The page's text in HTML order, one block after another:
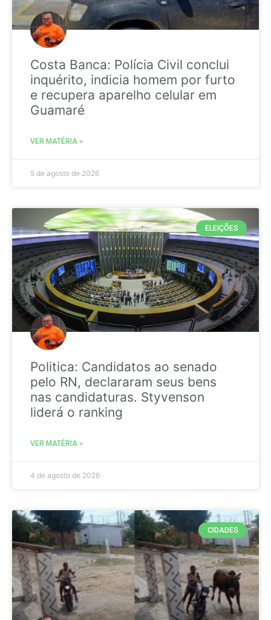
Costa Banca: Polícia Civil conclui
inquérito, indicia homem por furto
e recupera aparelho celular em
Guamaré
VER MATÉRIA »
5 de agosto de 2026
ELEIÇÕES
Politica: Candidatos ao senado
pelo RN, declararam seus bens
nas candidaturas. Styvenson
liderá o ranking
VER MATÉRIA »
4 de agosto de 2026
CIDADES